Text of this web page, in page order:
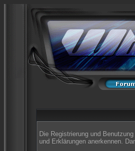
Die Registrierung und
und Erklärungen anerkennen.